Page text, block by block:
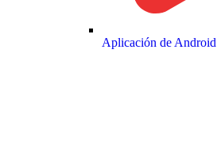
Aplicación de Android